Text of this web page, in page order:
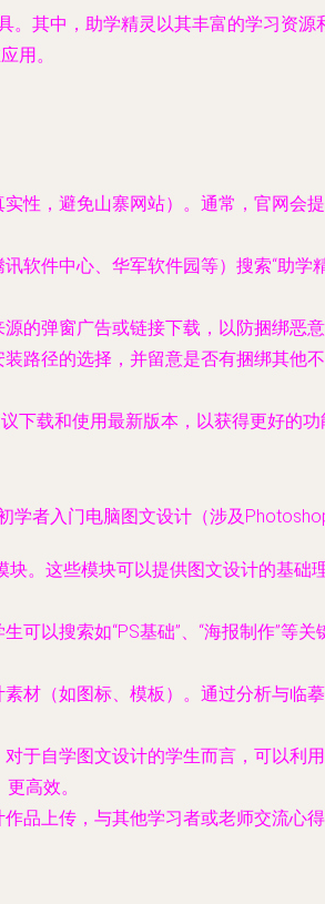
其中，助学精灵以其丰富的学习资
用。
性，避免山寨网站）。通常，官网会
软件中心、华军软件园等）搜索“助
的弹窗广告或链接下载，以防捆绑恶
路径的选择，并留意是否有捆绑其他
下载和使用最新版本，以获得更好的功
者入门电脑图文设计（涉及
块。这些模块可以提供图文设计的基
可以搜索如“PS基础”、“海报制作”等
材（如图标、模板）。通过分析与临
于自学图文设计的学生而言，可以利
高效。
品上传，与其他学习者或老师交流心